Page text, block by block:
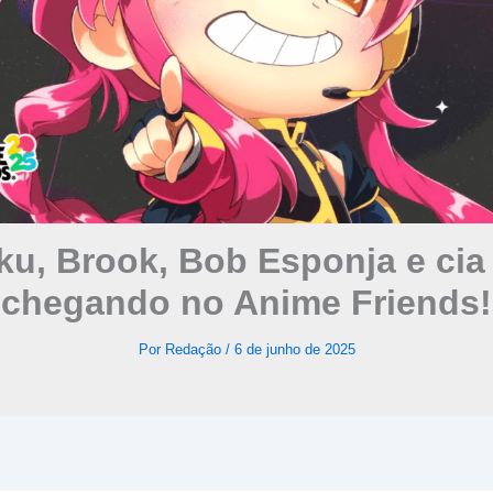
Brook, Bob Esponja e
chegando no Anime Friends!
Por Redação / 6 de junho de 2025